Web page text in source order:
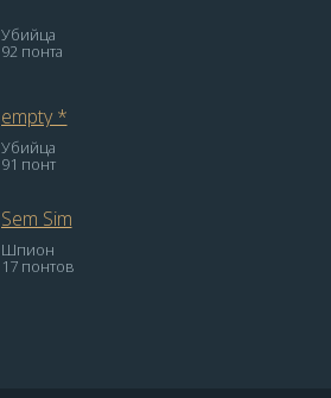
Убийца
92 понта
empty *
Убийца
91 понт
Sem Sim
Шпион
17 понтов